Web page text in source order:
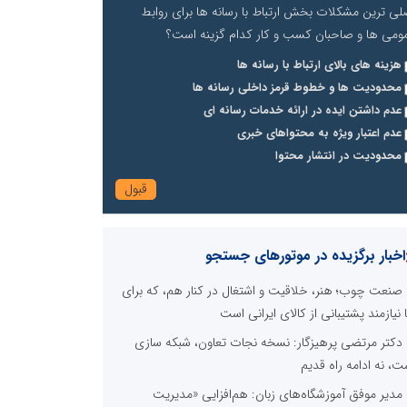
ترین مشکلات بخش ارتباط با رسانه ها برای روابط
ها و صاحبان کسب و کار کدام گزینه است؟
هزینه های بالای ارتباط با رسانه ها
محدودیت ها و خطوط قرمز داخلی رسانه ها
عدم داشتن ایده در ارائه خدمات رسانه ای
عدم اعتبار ویژه به محتواهای خبری
محدودیت در انتشار محتوا
اخبار برگزیده در موتورهای جستجو
صنعت چوب؛ هنر، خلاقیت و اشتغال در کنار هم، که برای
نیازمند پشتیبانی از کالای ایرانی است
دکتر مرتضی پرهیزگار: نسخه نجات تعاون، شبکه سازی
نه ادامه راه قدیم
مدیر موفق آموزشگاه‌های زبان: هم‌افزایی «مدیریت